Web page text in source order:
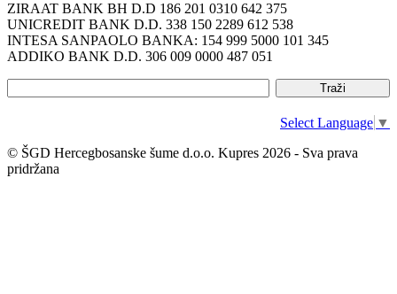
ZIRAAT BANK BH D.D 186 201 0310 642 375
UNICREDIT BANK D.D. 338 150 2289 612 538
INTESA SANPAOLO BANKA: 154 999 5000 101 345
ADDIKO BANK D.D. 306 009 0000 487 051
Select Language ▼
© ŠGD Hercegbosanske šume d.o.o. Kupres 2026 - Sva prava
pridržana